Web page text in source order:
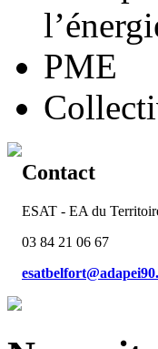
PME
Contact
ESAT - EA du
03 84 21 06 67